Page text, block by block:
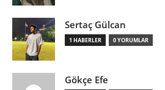
Sertaç Gülcan
1 HABERLER 0 YORUMLAR
Gökçe Efe